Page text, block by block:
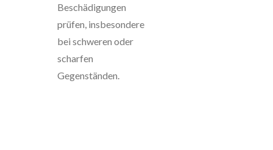
Beschädigungen
prüfen, insbesondere
bei schweren oder
scharfen
Gegenständen.